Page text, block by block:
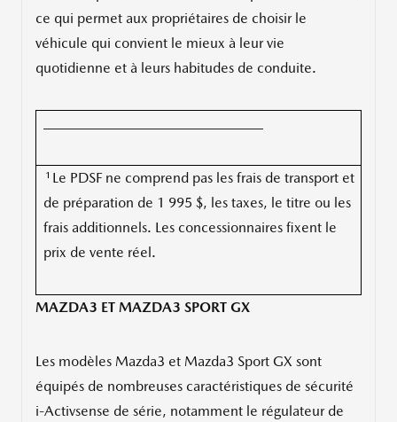
ce qui permet aux propriétaires de choisir le
véhicule qui convient le mieux à leur vie
quotidienne et à leurs habitudes de conduite.
1Le PDSF ne comprend pas les frais de transport et
de préparation de 1 995 $, les taxes, le titre ou les
frais additionnels. Les concessionnaires fixent le
prix de vente réel.
MAZDA3 ET MAZDA3 SPORT GX
Les modèles Mazda3 et Mazda3 Sport GX sont
équipés de nombreuses caractéristiques de sécurité
i-Activsense de série, notamment le régulateur de